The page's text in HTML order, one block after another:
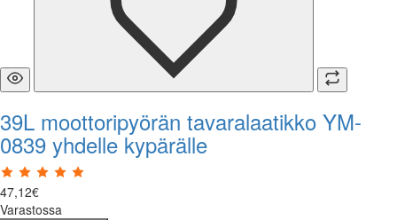
39L moottoripyörän tavaralaatikko YM-
0839 yhdelle kypärälle
47,12€
Varastossa